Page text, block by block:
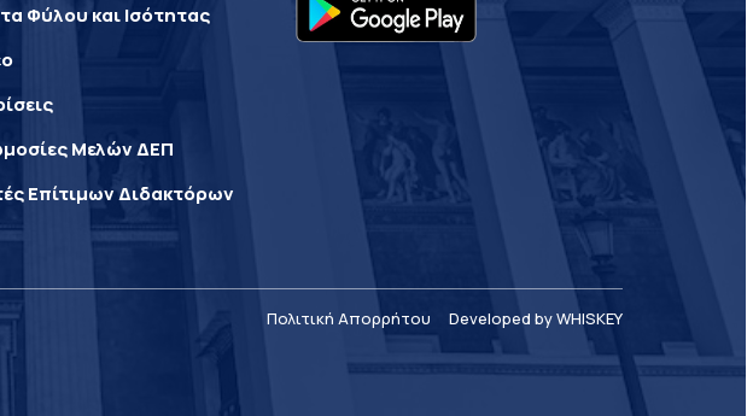
Φύλου και Ισότητας
Μελών ΔΕΠ
Επίτιμων Διδακτόρων
Πολιτική Απορρήτου Developed by WHISKEY